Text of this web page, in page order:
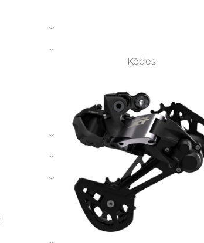
›
›
›
›
›
Ķēdes